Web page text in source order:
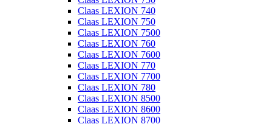
Claas LEXION 740
Claas LEXION 750
Claas LEXION 7500
Claas LEXION 760
Claas LEXION 7600
Claas LEXION 770
Claas LEXION 7700
Claas LEXION 780
Claas LEXION 8500
Claas LEXION 8600
Claas LEXION 8700